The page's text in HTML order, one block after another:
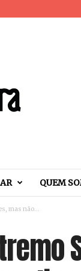
QUEM
mas não...